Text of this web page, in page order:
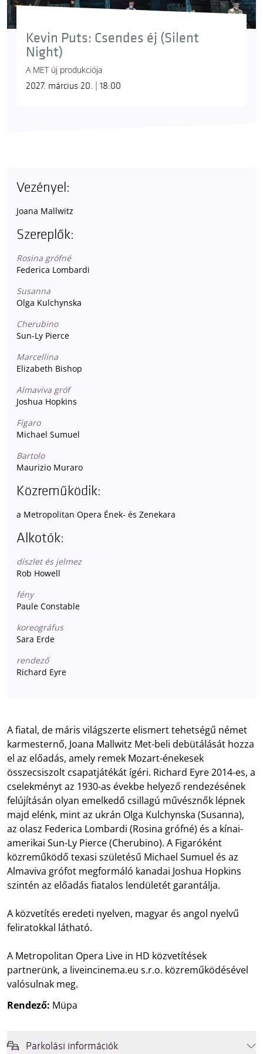
Kevin Puts: Csendes éj (Silent
Night)
A MET új produkciója
2027. március 20. | 18:00
Vezényel:
Joana Mallwitz
Szereplők:
Rosina grófné
Federica Lombardi
Susanna
Olga Kulchynska
Cherubino
Sun-Ly Pierce
Marcellina
Elizabeth Bishop
Almaviva gróf
Joshua Hopkins
Figaro
Michael Sumuel
Bartolo
Maurizio Muraro
Közreműködik:
a Metropolitan Opera Ének- és Zenekara
Alkotók:
díszlet és jelmez
Rob Howell
fény
Paule Constable
koreográfus
Sara Erde
rendező
Richard Eyre
A fiatal, de máris világszerte elismert tehetségű német
karmesternő, Joana Mallwitz Met-beli debütálását hozza
el az előadás, amely remek Mozart-énekesek
összecsiszolt csapatjátékát ígéri. Richard Eyre 2014-es, a
cselekményt az 1930-as évekbe helyező rendezésének
felújításán olyan emelkedő csillagú művésznők lépnek
majd elénk, mint az ukrán Olga Kulchynska (Susanna),
az olasz Federica Lombardi (Rosina grófné) és a kínai-
amerikai Sun-Ly Pierce (Cherubino). A Figaróként
közreműködő texasi születésű Michael Sumuel és az
Almaviva grófot megformáló kanadai Joshua Hopkins
szintén az előadás fiatalos lendületét garantálja.
A közvetítés eredeti nyelven, magyar és angol nyelvű
feliratokkal látható.
A Metropolitan Opera Live in HD közvetítések
partnerünk, a liveincinema.eu s.r.o. közreműködésével
valósulnak meg.
Rendező: Müpa
Parkolási információk